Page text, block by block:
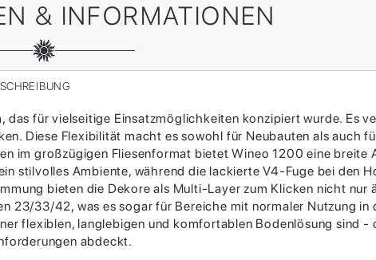
& INFORMATIONEN
für vielseitige Einsatzmöglichkeiten konzipiert wurde. Es
Diese Flexibilität macht es sowohl für Neubauten als auch
im großzügigen Fliesenformat bietet Wineo 1200 eine breite
stilvolles Ambiente, während die lackierte V4-Fuge bei den
bieten die Dekore als Multi-Layer zum Klicken nicht nur
23/33/42, was es sogar für Bereiche mit normaler Nutzung
flexiblen, langlebigen und komfortablen Bodenlösung sind
abdeckt.